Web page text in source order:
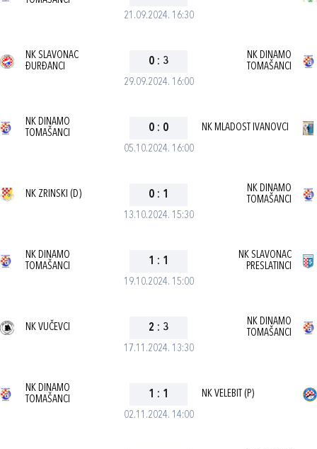
21.09.2024. 16:30
29.09.2024. 16:00
NK SLAVONAC
ĐURĐANCI
0 : 3
NK DINAMO
TOMAŠANCI
05.10.2024. 16:00
NK DINAMO
TOMAŠANCI
0 : 0 NK MLADOST IVANOVCI
13.10.2024. 15:30
NK ZRINSKI (D) 0 : 1
NK DINAMO
TOMAŠANCI
19.10.2024. 15:00
NK DINAMO
TOMAŠANCI
1 : 1
NK SLAVONAC
PRESLATINCI
17.11.2024. 13:30
NK VUČEVCI 2 : 3
NK DINAMO
TOMAŠANCI
02.11.2024. 14:00
NK DINAMO
TOMAŠANCI
1 : 1 NK VELEBIT (P)